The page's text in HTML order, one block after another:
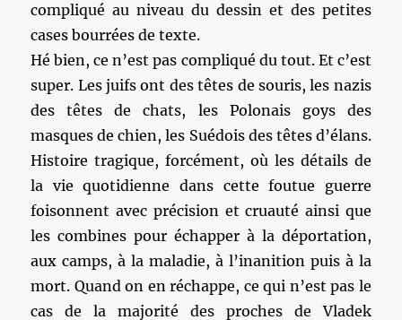
compliqué au niveau du dessin et des petites
cases bourrées de texte.
Hé bien, ce n’est pas compliqué du tout. Et c’est
super. Les juifs ont des têtes de souris, les nazis
des têtes de chats, les Polonais goys des
masques de chien, les Suédois des têtes d’élans.
Histoire tragique, forcément, où les détails de
la vie quotidienne dans cette foutue guerre
foisonnent avec précision et cruauté ainsi que
les combines pour échapper à la déportation,
aux camps, à la maladie, à l’inanition puis à la
mort. Quand on en réchappe, ce qui n’est pas le
cas de la majorité des proches de Vladek